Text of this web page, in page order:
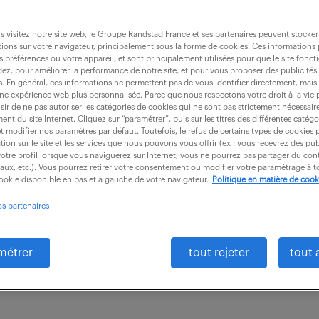
et technique (f/h)
CDI 45 000 - 55 000 € / an
Achats, votre mission sera de concrétiser
achats industrielles, tout en optimisant les
visitez notre site web, le Groupe Randstad France et ses partenaires peuvent
sur votre navigateur, principalement sous la forme de cookies. Ces informations
préférences ou votre appareil, et sont principalement utilisées pour que le site
pour améliorer la performance de notre site, et pour vous proposer des publicités
En général, ces informations ne permettent pas de vous identifier directement,
expérience web plus personnalisée. Parce que nous respectons votre droit à la vie
de ne pas autoriser les catégories de cookies qui ne sont pas strictement
du site Internet. Cliquez sur “paramétrer”, puis sur les titres des différentes
modifier nos paramètres par défaut. Toutefois, le refus de certains types de cookies
sur le site et les services que nous pouvons vous offrir (ex : vous recevrez des
profil lorsque vous naviguerez sur Internet, vous ne pourrez pas partager du
etc.). Vous pourrez retirer votre consentement ou modifier votre paramétrage à
disponible en bas et à gauche de votre navigateur.
Politique en matière de
partenaires
tout rejeter tout